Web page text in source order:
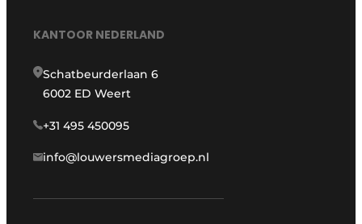
KANTOOR NEDERLAND
Schatbeurderlaan 6
6002 ED Weert
+31 495 450095
info@louwersmediagroep.nl